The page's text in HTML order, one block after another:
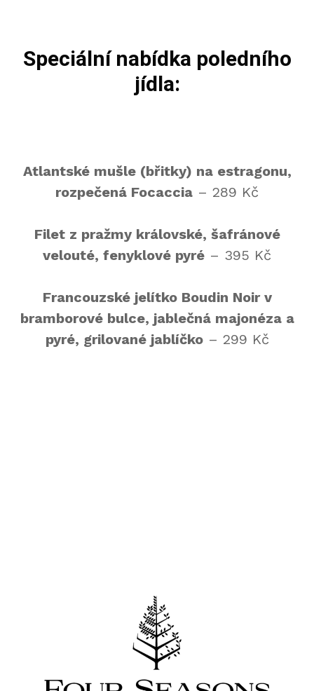
Speciální nabídka poledního
jídla:
Atlantské mušle (břitky) na estragonu,
rozpečená Focaccia – 289 Kč
Filet z pražmy královské, šafránové
velouté, fenyklové pyré – 395 Kč
Francouzské jelítko Boudin Noir v
bramborové bulce, jablečná majonéza a
pyré, grilované jablíčko– 299 Kč